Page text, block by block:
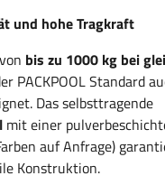
und hohe Tragkraft
bis zu 1000 kg bei
PACKPOOL Standard
Das selbsttragende
mit einer
auf Anfrage)
Konstruktion.